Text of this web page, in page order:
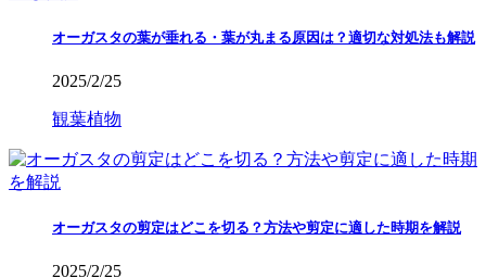
オーガスタの葉が垂れる・葉が丸まる原因は？適切な対処法も解説
2025/2/25
観葉植物
オーガスタの剪定はどこを切る？方法や剪定に適した時期を解説
2025/2/25